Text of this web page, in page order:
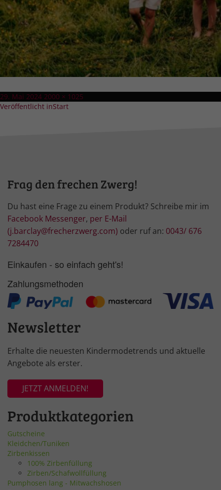
Veröffentlicht
am
29. Mai 2024 Volle
Größe
2000 × 1025
Beitragsnavigation
Veröffentlicht inStart
Frag den frechen Zwerg!
Du hast eine Frage zu einem Produkt? Schreibe mir im
Facebook Messenger, per E-Mail
(j.barclay@frecherzwerg.com) oder ruf an: 0043/ 676
7284470
Einkaufen - so einfach geht's!
Zahlungsmethoden
Newsletter
Erhalte die neuesten Kindermodetrends und aktuelle
Angebote als erster.
JETZT ANMELDEN!
Produktkategorien
Gutscheine
Kleidchen/Tuniken
Zirbenkissen
100% Zirbenfüllung
Zirben/Schafwollfüllung
Pumphosen lang - Mitwachshosen